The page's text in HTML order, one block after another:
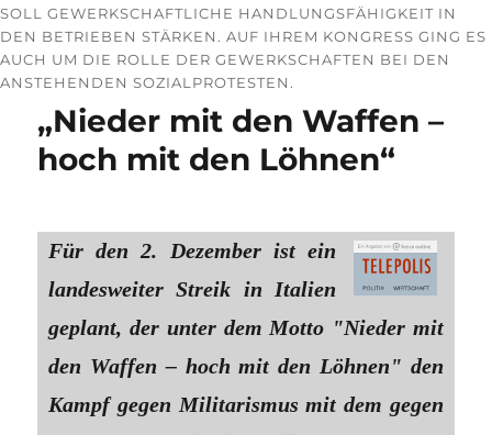
SOLL GEWERKSCHAFTLICHE HANDLUNGSFÄHIGKEIT IN
DEN BETRIEBEN STÄRKEN. AUF IHREM KONGRESS GING ES
AUCH UM DIE ROLLE DER GEWERKSCHAFTEN BEI DEN
ANSTEHENDEN SOZIALPROTESTEN.
„Nieder mit den Waffen –
hoch mit den Löhnen“
Für den 2. Dezember ist ein
landesweiter Streik in Italien
geplant, der unter dem Motto "Nieder mit
den Waffen – hoch mit den Löhnen" den
Kampf gegen Militarismus mit dem gegen